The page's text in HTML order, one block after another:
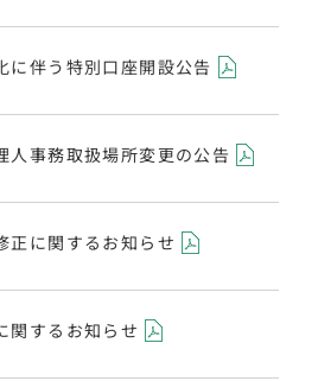
に伴う特別口座開設公告
人事務取扱場所変更の公告
正に関するお知らせ
関するお知らせ